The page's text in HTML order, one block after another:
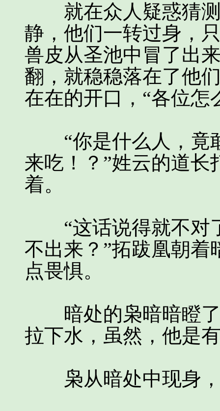
就在众人疑惑猜测
静，他们一转过身，
兽皮从圣池中冒了出
翻，就稳稳落在了他
在在的开口，“各位怎
“你是什么人，竟
来吃！？”姓云的道
着。
“这话说得就不对
不出来？”拓跋凰朝
点畏惧。
暗处的枭暗暗瞪了
拉下水，虽然，他是
枭从暗处中现身，